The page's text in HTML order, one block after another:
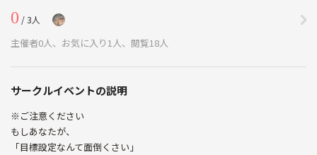
0 / 3人
主催者0人、お気に入り1人、閲覧18人
サークルイベントの説明
※ご注意ください
もしあなたが、
「目標設定なんて面倒くさい」